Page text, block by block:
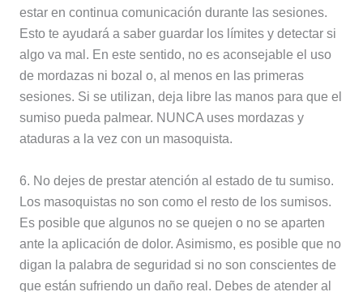
estar en continua comunicación durante las sesiones.
Esto te ayudará a saber guardar los límites y detectar si
algo va mal. En este sentido, no es aconsejable el uso
de mordazas ni bozal o, al menos en las primeras
sesiones. Si se utilizan, deja libre las manos para que el
sumiso pueda palmear. NUNCA uses mordazas y
ataduras a la vez con un masoquista.
6. No dejes de prestar atención al estado de tu sumiso.
Los masoquistas no son como el resto de los sumisos.
Es posible que algunos no se quejen o no se aparten
ante la aplicación de dolor. Asimismo, es posible que no
digan la palabra de seguridad si no son conscientes de
que están sufriendo un daño real. Debes de atender al